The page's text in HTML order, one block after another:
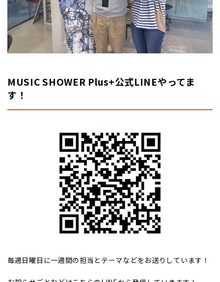
MUSIC SHOWER Plus+公式LINEやってま
す！
毎週日曜日に一週間の担当とテーマなどをお送りしています！